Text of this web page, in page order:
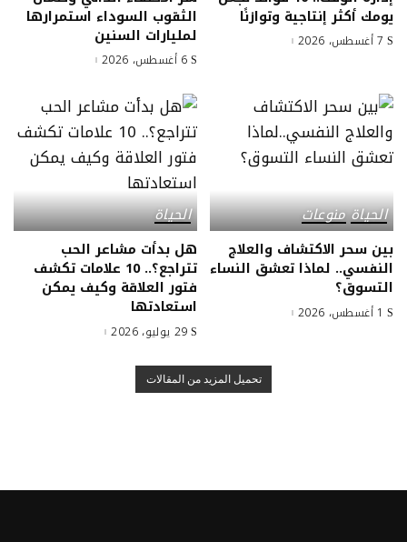
يومك أكثر إنتاجية وتوازنًا
7 أغسطس، 2026
الثقوب السوداء استمرارها
لمليارات السنين
6 أغسطس، 2026
الحياةمنوعات
بين سحر الاكتشاف والعلاج
النفسي.. لماذا تعشق النساء
التسوق؟
1 أغسطس، 2026
الحياة
هل بدأت مشاعر الحب
تتراجع؟.. 10 علامات تكشف
فتور العلاقة وكيف يمكن
استعادتها
29 يوليو، 2026
تحميل المزيد من المقالات